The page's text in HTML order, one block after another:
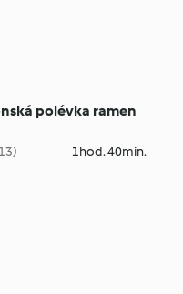
polévka ramen
1hod. 40min.